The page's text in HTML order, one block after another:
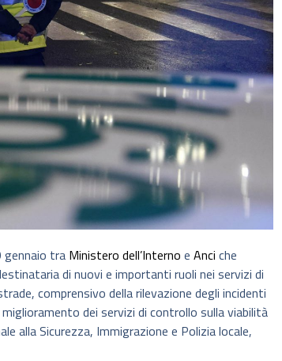
gennaio tra Ministero dell’Interno e Anci che
di nuovi e importanti ruoli nei servizi di
comprensivo della rilevazione degli incidenti
dei servizi di controllo sulla viabilità
alla Sicurezza, Immigrazione e Polizia locale,